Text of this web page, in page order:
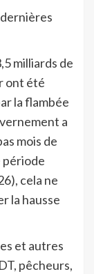
milliards de
ont été
la flambée
a
mois de
période
cela ne
la hausse
et autres
pêcheurs,